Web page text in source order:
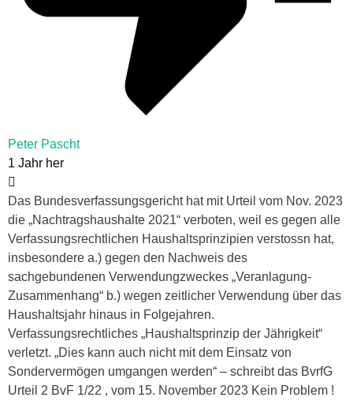
Peter Pascht
1 Jahr her
Das Bundesverfassungsgericht hat mit Urteil vom Nov. 2023
die „Nachtragshaushalte 2021“ verboten, weil es gegen alle
Verfassungsrechtlichen Haushaltsprinzipien verstossn hat,
insbesondere a.) gegen den Nachweis des
sachgebundenen Verwendungzweckes „Veranlagung-
Zusammenhang“ b.) wegen zeitlicher Verwendung über das
Haushaltsjahr hinaus in Folgejahren.
Verfassungsrechtliches „Haushaltsprinzip der Jährigkeit“
verletzt. „Dies kann auch nicht mit dem Einsatz von
Sondervermögen umgangen werden“ – schreibt das BvrfG
Urteil 2 BvF 1/22 , vom 15. November 2023 Kein Problem !